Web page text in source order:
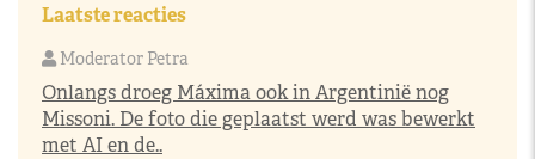
Laatste reacties
Moderator Petra
Onlangs droeg Máxima ook in Argentinië nog
Missoni. De foto die geplaatst werd was bewerkt
met AI en de..